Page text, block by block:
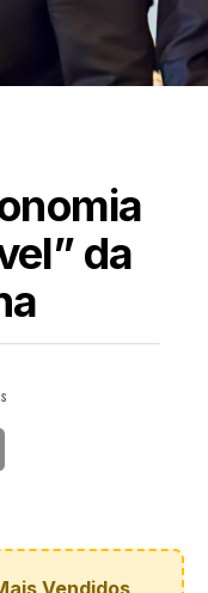
da
Vendidos